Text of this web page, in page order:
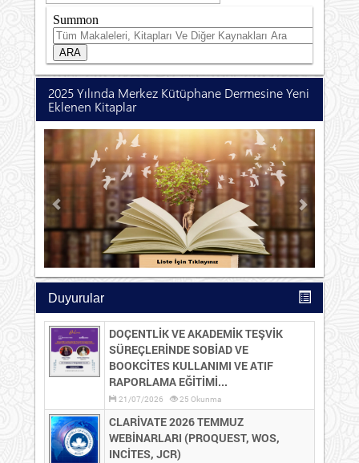
2025 Yılında Merkez Kütüphane Dermesine Yeni
Eklenen Kitaplar
Duyurular
DOÇENTLİK VE AKADEMİK TEŞVİK
SÜREÇLERİNDE SOBİAD VE
BOOKCİTES KULLANIMI VE ATIF
RAPORLAMA EĞİTİMİ...
21/07/2026 25 Okunma
CLARİVATE 2026 TEMMUZ
WEBİNARLARI (PROQUEST, WOS,
INCİTES, JCR)